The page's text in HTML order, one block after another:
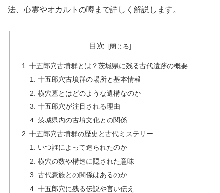
法、心霊やオカルトの噂まで詳しく解説します。
目次
十五郎穴古墳群とは？茨城県に残る古代遺跡の概要
十五郎穴古墳群の場所と基本情報
横穴墓とはどのような遺構なのか
十五郎穴が注目される理由
茨城県内の古墳文化との関係
十五郎穴古墳群の歴史と古代ミステリー
いつ誰によって造られたのか
横穴の数や構造に隠された意味
古代豪族との関係はあるのか
十五郎穴に残る伝説や言い伝え